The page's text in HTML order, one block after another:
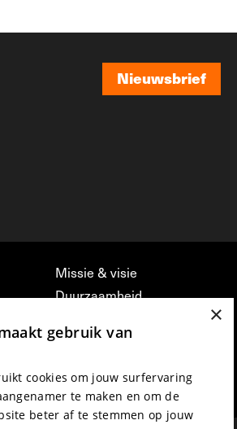
Nieuwsbrief
Missie & visie
Duurzaamheid
vrijwilligerswerk bij FFG
Privacy & Disclaimer
×
gebruik van
cookies om jouw surfervaring
te maken en om de
beter af te stemmen op jouw